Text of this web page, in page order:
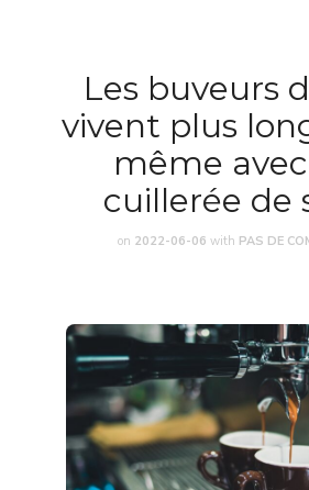
Les buveurs
vivent plus
même
cuillerée de
on 2022-06-06 with PAS DE